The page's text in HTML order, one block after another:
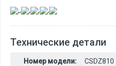
,, , , ,
Технические детали
Номер модели: CSDZ810